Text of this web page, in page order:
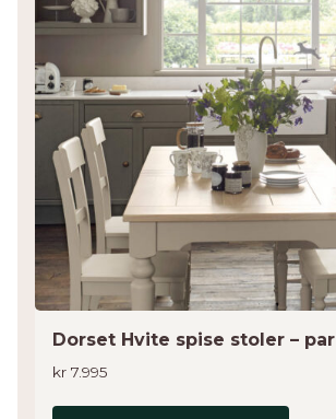
Dorset Hvite spise stoler – par
kr 7.995